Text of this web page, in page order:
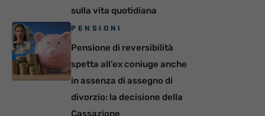
sulla vita quotidiana
PENSIONI
Pensione di reversibilità
spetta all’ex coniuge anche
in assenza di assegno di
divorzio: la decisione della
Cassazione